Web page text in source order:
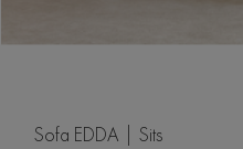
Sofa EDDA | Sits